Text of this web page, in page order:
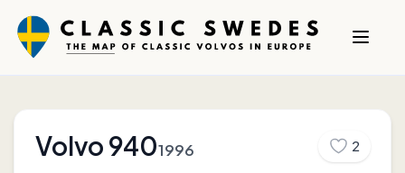
Volvo 9401996 2